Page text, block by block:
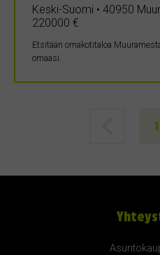
Keski-Suomi • 40950
220000 €
Etsitään omakotitaloa
omaasi.
1